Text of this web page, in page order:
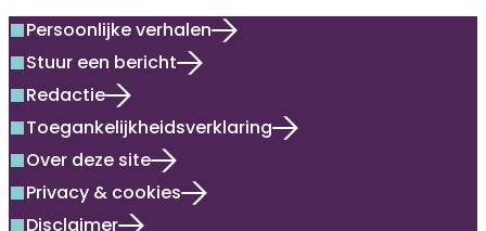
squarePersoonlijke verhalen
squareStuur een bericht
squareRedactie
squareToegankelijkheidsverklaring
squareOver deze site
squarePrivacy & cookies
squareDisclaimer